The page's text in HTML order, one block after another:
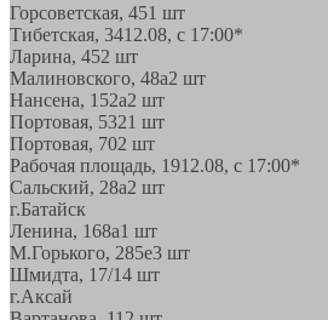
Горсоветская, 451 шт
Тибетская, 3412.08, с 17:00*
Ларина, 452 шт
Малиновского, 48а2 шт
Нансена, 152а2 шт
Портовая, 5321 шт
Портовая, 702 шт
Рабочая площадь, 1912.08, с 17:00*
Сальский, 28a2 шт
г.Батайск
Ленина, 168а1 шт
М.Горького, 285е3 шт
Шмидта, 17/14 шт
г.Аксай